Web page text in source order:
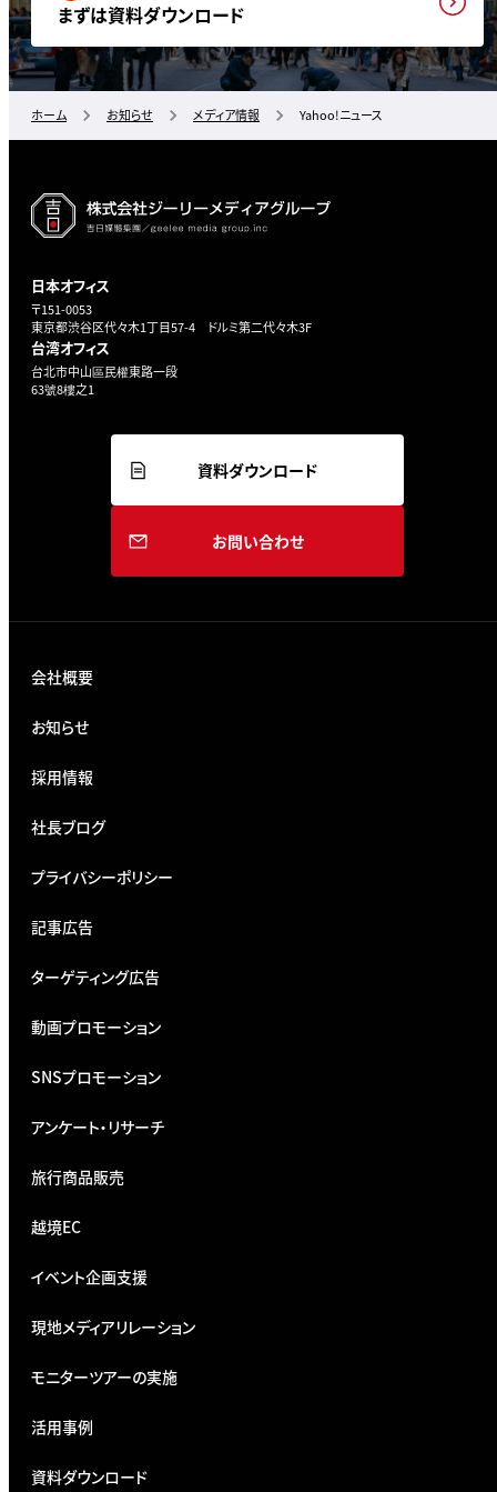
まずは資料ダウンロード
ホーム お知らせ メディア情報 Yahoo!ニュース
日本オフィス
〒151-0053
東京都渋谷区代々木1丁目57-4 ドルミ第二代々木3F
台湾オフィス
台北市中山區民權東路一段
63號8樓之1
資料ダウンロード
お問い合わせ
会社概要
お知らせ
採用情報
社長ブログ
プライバシーポリシー
記事広告
ターゲティング広告
動画プロモーション
SNSプロモーション
アンケート・リサーチ
旅行商品販売
越境EC
イベント企画支援
現地メディアリレーション
モニターツアーの実施
活用事例
資料ダウンロード